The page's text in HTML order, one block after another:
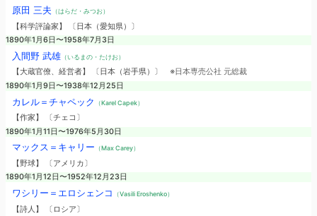
原田 三夫 （はらだ・みつお）
【科学評論家】 〔日本（愛知県）〕
1890年1月6日〜1958年7月3日
入間野 武雄（いるまの・たけお）
【大蔵官僚、経営者】 〔日本（岩手県）〕 ※日本専売公社 元総裁
1890年1月9日〜1938年12月25日
カレル＝チャペック （Karel Capek）
【作家】 〔チェコ〕
1890年1月11日〜1976年5月30日
マックス＝キャリー （Max Carey）
【野球】 〔アメリカ〕
1890年1月12日〜1952年12月23日
ワシリー＝エロシェンコ （Vasili Eroshenko）
【詩人】 〔ロシア〕